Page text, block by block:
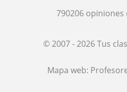
790206 opiniones
© 2007 - 2026 Tus
Mapa web: